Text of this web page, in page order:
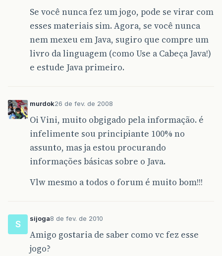
Se você nunca fez um jogo, pode se virar com
esses materiais sim. Agora, se você nunca
nem mexeu em Java, sugiro que compre um
livro da linguagem (como Use a Cabeça Java!)
e estude Java primeiro.
murdok26 de fev. de 2008
Oi Vini, muito obgigado pela informação. é
infelimente sou principiante 100% no
assunto, mas ja estou procurando
informações básicas sobre o Java.
Vlw mesmo a todos o forum é muito bom!!!
S
sijoga8 de fev. de 2010
Amigo gostaria de saber como vc fez esse
jogo?